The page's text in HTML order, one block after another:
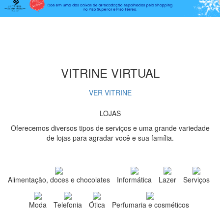
VITRINE VIRTUAL
VER VITRINE
LOJAS
Oferecemos diversos tipos de serviços e uma grande variedade
de lojas para agradar você e sua família.
Alimentação, doces e chocolates Informática Lazer Serviços
Moda Telefonia Ótica Perfumaria e cosméticos